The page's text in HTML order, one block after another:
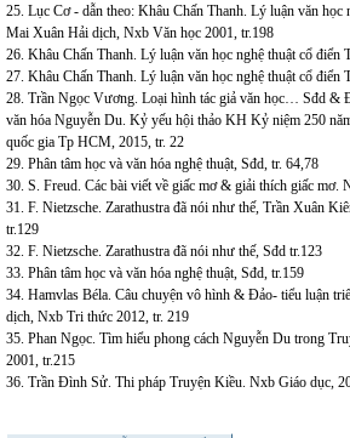
25. Lục Cơ - dẫn theo: Khâu Chấn Thanh. Lý luận văn học
Mai Xuân Hải dịch, Nxb Văn học 2001, tr.198
26. Khâu Chấn Thanh. Lý luận văn học nghệ thuật cổ điển
27. Khâu Chấn Thanh. Lý luận văn học nghệ thuật cổ điển
28. Trần Ngọc Vương. Loại hình tác giả văn học… Sđd &
văn hóa Nguyễn Du. Kỷ yếu hội thảo KH Kỷ niệm 250
quốc gia Tp HCM, 2015, tr. 22
29. Phân tâm học và văn hóa nghệ thuật, Sđd, tr. 64,78
30. S. Freud. Các bài viết về giấc mơ & giải thích giấc mơ.
31. F. Nietzsche. Zarathustra đã nói như thế, Trần Xuân
tr.129
32. F. Nietzsche. Zarathustra đã nói như thế, Sđd tr.123
33. Phân tâm học và văn hóa nghệ thuật, Sđd, tr.159
34. Hamvlas Béla. Câu chuyện vô hình & Đảo- tiểu luận
dịch, Nxb Tri thức 2012, tr. 219
35. Phan Ngọc. Tìm hiểu phong cách Nguyễn Du trong
2001, tr.215
36. Trần Đình Sử. Thi pháp Truyện Kiều. Nxb Giáo dục,